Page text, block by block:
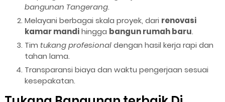
bangunan Tangerang.
Melayani berbagai skala proyek, dari renovasi
kamar mandihingga bangun rumah baru.
Tim tukang profesionaldengan hasil kerja rapi dan
tahan lama.
Transparansi biaya dan waktu pengerjaan sesuai
kesepakatan.